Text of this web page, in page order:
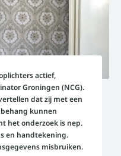
actief,
Groningen (NCG).
dat zij met een
kunnen
het onderzoek is nep.
en handtekening.
misbruiken.